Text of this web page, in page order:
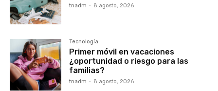
tnadm - 8 agosto, 2026
Tecnología
Primer móvil en vacaciones
¿oportunidad o riesgo para las
familias?
tnadm - 8 agosto, 2026